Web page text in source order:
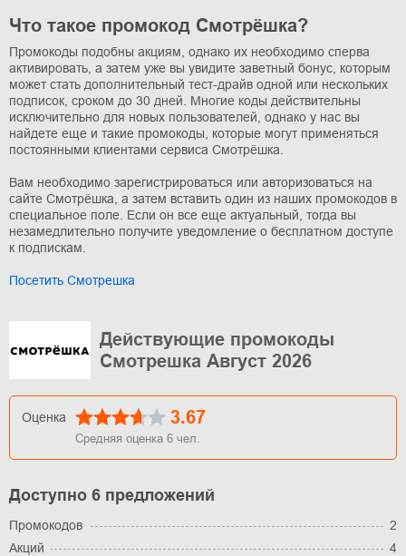
Что такое промокод Смотрёшка?
Промокоды подобны акциям, однако их необходимо сперва
активировать, а затем уже вы увидите заветный бонус, которым
может стать дополнительный тест-драйв одной или нескольких
подписок, сроком до 30 дней. Многие коды действительны
исключительно для новых пользователей, однако у нас вы
найдете еще и такие промокоды, которые могут применяться
постоянными клиентами сервиса Смотрёшка.
Вам необходимо зарегистрироваться или авторизоваться на
сайте Смотрёшка, а затем вставить один из наших промокодов в
специальное поле. Если он все еще актуальный, тогда вы
незамедлительно получите уведомление о бесплатном доступе
к подпискам.
Посетить Смотрешка
Действующие промокоды
Смотрешка Август 2026
Оценка 3.67
Средняя оценка 6 чел.
Доступно 6 предложений
Промокодов
2
Акций
4